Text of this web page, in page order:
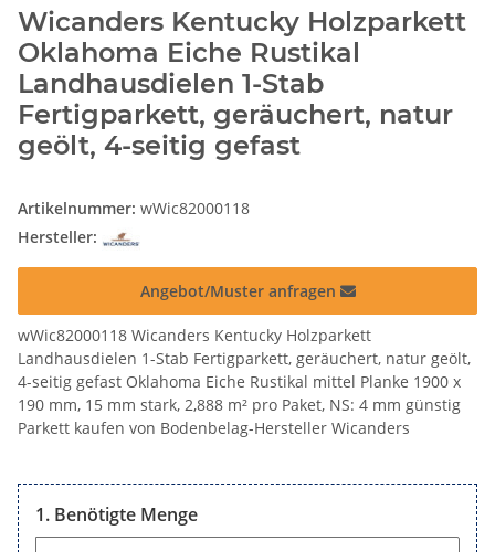
Wicanders Kentucky Holzparkett
Oklahoma Eiche Rustikal
Landhausdielen 1-Stab
Fertigparkett, geräuchert, natur
geölt, 4-seitig gefast
Artikelnummer: wWic82000118
Hersteller:
Angebot/Muster anfragen
wWic82000118 Wicanders Kentucky Holzparkett
Landhausdielen 1-Stab Fertigparkett, geräuchert, natur geölt,
4-seitig gefast Oklahoma Eiche Rustikal mittel Planke 1900 x
190 mm, 15 mm stark, 2,888 m² pro Paket, NS: 4 mm günstig
Parkett kaufen von Bodenbelag-Hersteller Wicanders
Benötigte Menge